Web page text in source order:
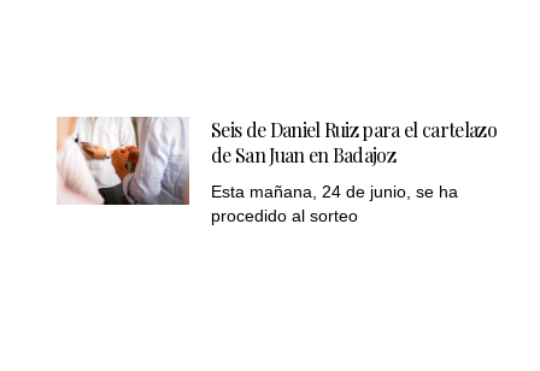
Seis de Daniel Ruiz para el cartelazo
de San Juan en Badajoz
Esta mañana, 24 de junio, se ha
procedido al sorteo